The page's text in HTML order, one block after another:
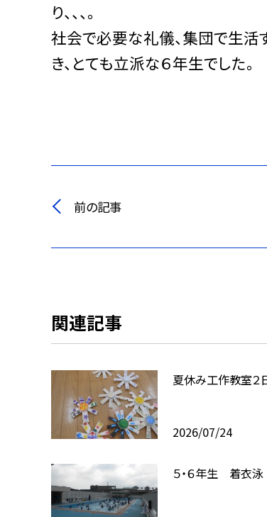
り、、、。
社会で必要な礼儀、集団で生活
き、とても立派な６年生でした。
前の記事
関連記事
夏休み工作教室２
2026/07/24
５・６年生 着衣泳